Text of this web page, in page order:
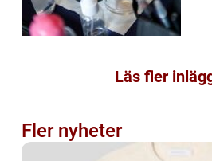
Läs fler
Fler nyheter